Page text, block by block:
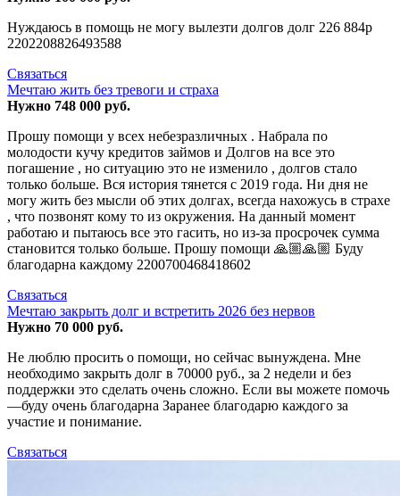
Нуждаюсь в помощь не могу вылезти долгов долг 226 884р
2202208826493588
Связаться
Мечтаю жить без тревоги и страха
Нужно 748 000 руб.
Прошу помощи у всех небезразличных . Набрала по
молодости кучу кредитов займов и Долгов на все это
погашение , но ситуацию это не изменило , долгов стало
только больше. Вся история тянется с 2019 года. Ни дня не
могу жить без мысли об этих долгах, всегда нахожусь в страхе
, что позвонят кому то из окружения. На данный момент
работаю и пытаюсь все это гасить, но из-за просрочек сумма
становится только больше. Прошу помощи 🙏🏼🙏🏼 Буду
благодарна каждому 2200700468418602
Связаться
Мечтаю закрыть долг и встретить 2026 без нервов
Нужно 70 000 руб.
Не люблю просить о помощи, но сейчас вынуждена. Мне
необходимо закрыть долг в 70000 руб., за 2 недели и без
поддержки это сделать очень сложно. Если вы можете помочь
—буду очень благодарна Заранее благодарю каждого за
участие и понимание.
Связаться